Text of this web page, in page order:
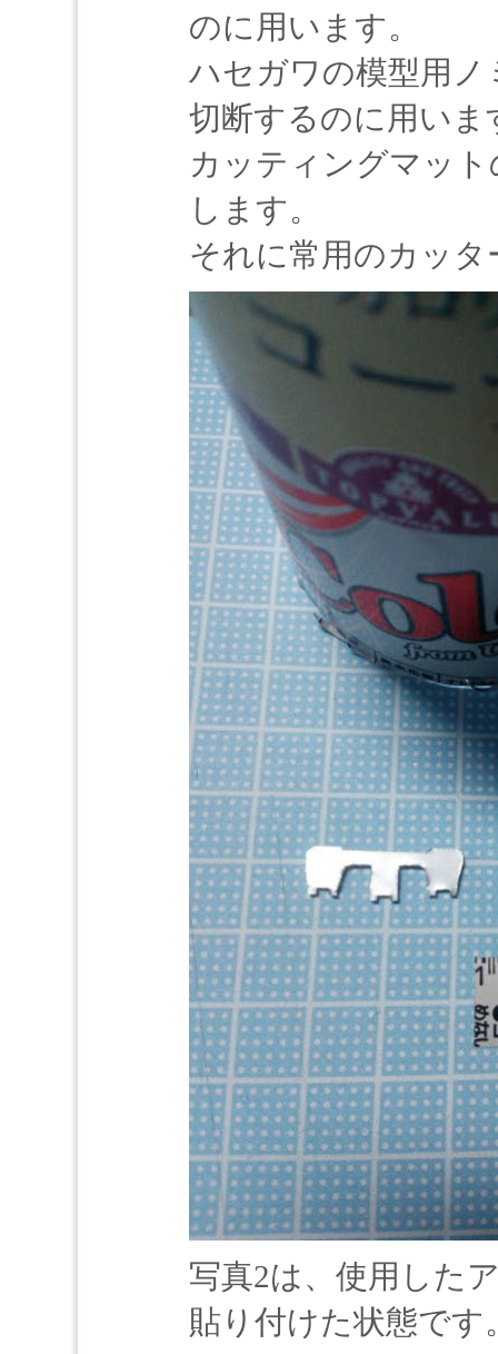
のに用います。
ハセガワの模型用ノ
切断するのに用いま
カッティングマッ
します。
それに常用のカッタ
写真2は、使用した
貼り付けた状態です